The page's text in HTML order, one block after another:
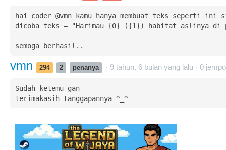
hai coder @vmn kamu hanya membuat teks seperti ini
dicoba teks = "Harimau {0} ({1}) habitat aslinya di
semoga berhasil..
vmn 294 2 penanya · 9 tahun, 6 bulan yang lalu · 0
Sudah ketemu gan
terimakasih tanggapannya ^_^